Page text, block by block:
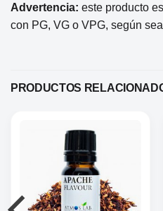
Advertencia: este producto
con PG, VG o VPG, según
PRODUCTOS